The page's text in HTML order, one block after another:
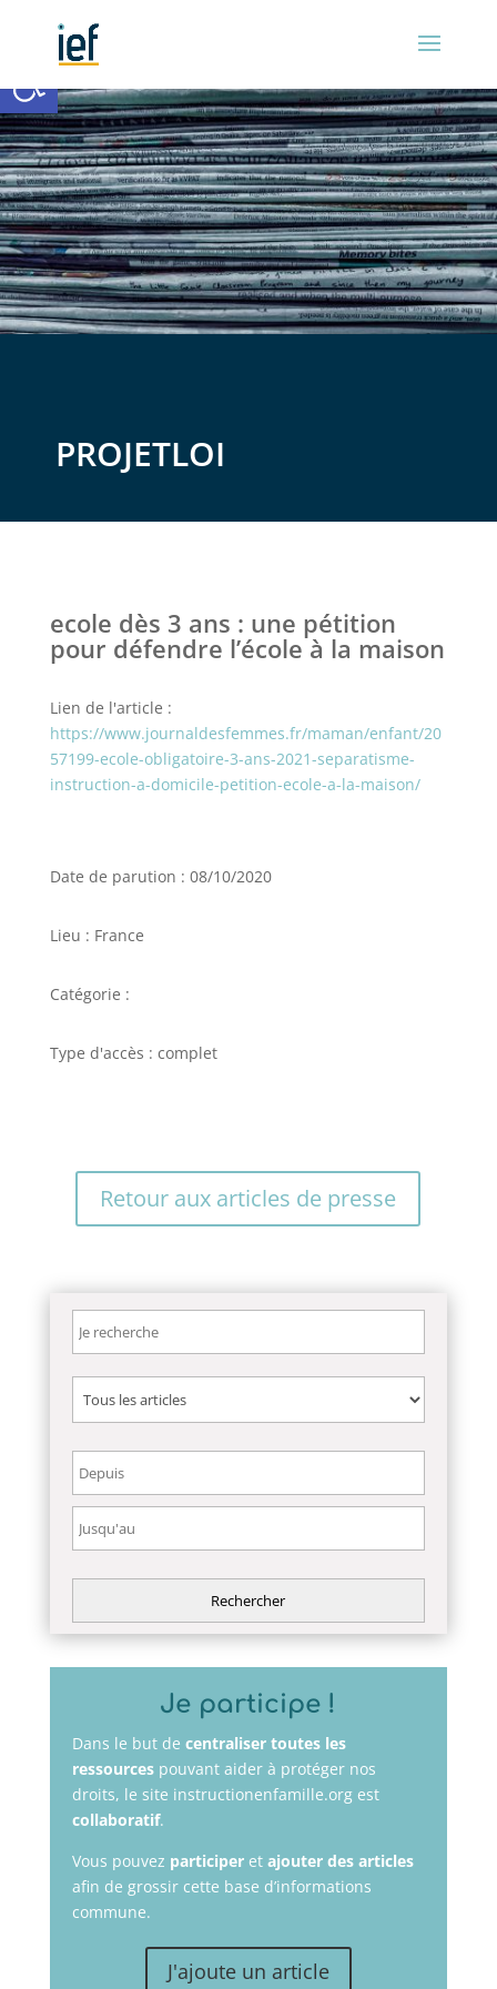
Ouvrir la barre d’outils
PROJETLOI
ecole dès 3 ans : une pétition
pour défendre l’école à la maison
Lien de l'article :
https://www.journaldesfemmes.fr/maman/enfant/20
57199-ecole-obligatoire-3-ans-2021-separatisme-
instruction-a-domicile-petition-ecole-a-la-maison/
Date de parution : 08/10/2020
Lieu : France
Catégorie :
Type d'accès : complet
Retour aux articles de presse
Je participe !
Dans le but de centraliser toutes les
ressourcespouvant aider à protéger nos
droits, le site instructionenfamille.org est
collaboratif.
Vous pouvez participeret ajouter des articles
afin de grossir cette base d’informations
commune.
J'ajoute un article